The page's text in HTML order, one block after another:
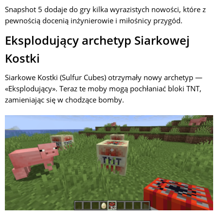
Snapshot 5 dodaje do gry kilka wyrazistych nowości, które z
pewnością docenią inżynierowie i miłośnicy przygód.
Eksplodujący archetyp Siarkowej
Kostki
Siarkowe Kostki (Sulfur Cubes) otrzymały nowy archetyp —
«Eksplodujący». Teraz te moby mogą pochłaniać bloki TNT,
zamieniając się w chodzące bomby.